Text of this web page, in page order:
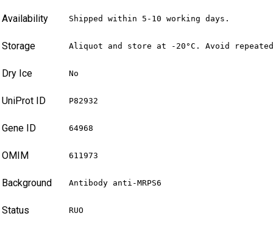
Availability Shipped within 5-10 working days.
Storage Aliquot and store at -20°C. Avoid
Dry Ice No
UniProt ID P82932
Gene ID 64968
OMIM 611973
Background Antibody anti-MRPS6
Status RUO